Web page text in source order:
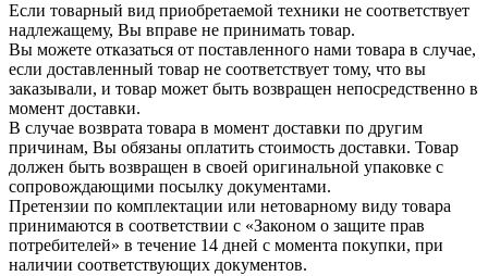
Если товарный вид приобретаемой техники не соответствует
надлежащему, Вы вправе не принимать товар.
Вы можете отказаться от поставленного нами товара в случае,
если доставленный товар не соответствует тому, что вы
заказывали, и товар может быть возвращен непосредственно в
момент доставки.
В случае возврата товара в момент доставки по другим
причинам, Вы обязаны оплатить стоимость доставки. Товар
должен быть возвращен в своей оригинальной упаковке с
сопровождающими посылку документами.
Претензии по комплектации или нетоварному виду товара
принимаются в соответствии с «Законом о защите прав
потребителей» в течение 14 дней с момента покупки, при
наличии соответствующих документов.